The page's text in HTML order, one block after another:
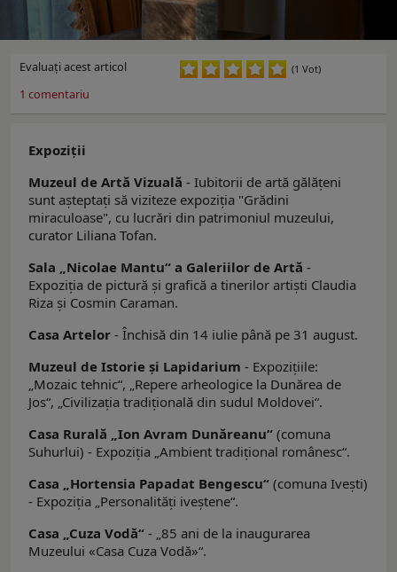
Evaluaţi acest articol (1 Vot)
1 comentariu
Expoziţii
Muzeul de Artă Vizuală - Iubitorii de artă gălăţeni
sunt aşteptaţi să viziteze expoziţia "Grădini
miraculoase", cu lucrări din patrimoniul muzeului,
curator Liliana Tofan.
Sala „Nicolae Mantu“ a Galeriilor de Artă -
Expoziţia de pictură și grafică a tinerilor artişti Claudia
Riza și Cosmin Caraman.
Casa Artelor - Închisă din 14 iulie până pe 31 august.
Muzeul de Istorie şi Lapidarium - Expoziţiile:
„Mozaic tehnic“, „Repere arheologice la Dunărea de
Jos“, „Civilizaţia tradiţională din sudul Moldovei“.
Casa Rurală „Ion Avram Dunăreanu“ (comuna
Suhurlui) - Expoziţia „Ambient tradiţional românesc“.
Casa „Hortensia Papadat Bengescu“ (comuna Iveşti)
- Expoziţia „Personalităţi iveştene“.
Casa „Cuza Vodă“ - „85 ani de la inaugurarea
Muzeului «Casa Cuza Vodă»“.